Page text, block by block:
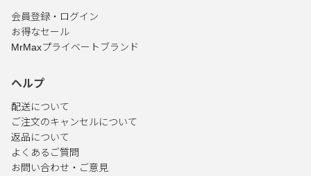
会員登録・ログイン
お得なセール
MrMaxプライベートブランド
ヘルプ
配送について
ご注文のキャンセルについて
返品について
よくあるご質問
お問い合わせ・ご意見